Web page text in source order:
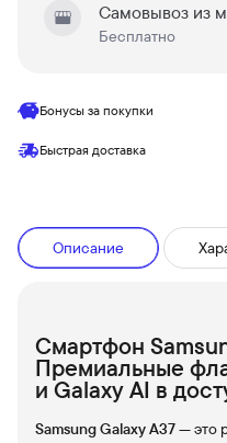
Самовывоз из
Бесплатно
Бонусы за покупки
Быстрая доставка
Описание
Смартфон
Премиальные
и Galaxy AI в
Samsung Galaxy A37— это